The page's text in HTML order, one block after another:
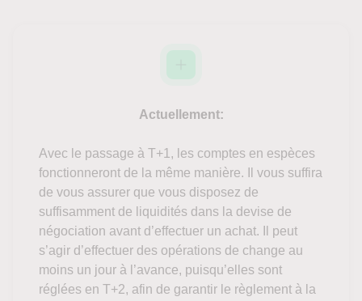
Actuellement:
Avec le passage à T+1, les comptes en espèces
fonctionneront de la même manière. Il vous suffira
de vous assurer que vous disposez de
suffisamment de liquidités dans la devise de
négociation avant d’effectuer un achat. Il peut
s’agir d’effectuer des opérations de change au
moins un jour à l’avance, puisqu’elles sont
réglées en T+2, afin de garantir le règlement à la